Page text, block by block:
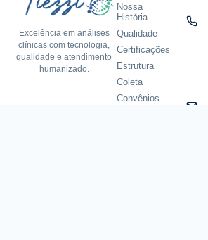
Excelência em análises
clínicas com tecnologia,
qualidade e atendimento
humanizado.
Nossa
História
Qualidade
Certificações
Estrutura
Coleta
Convênios